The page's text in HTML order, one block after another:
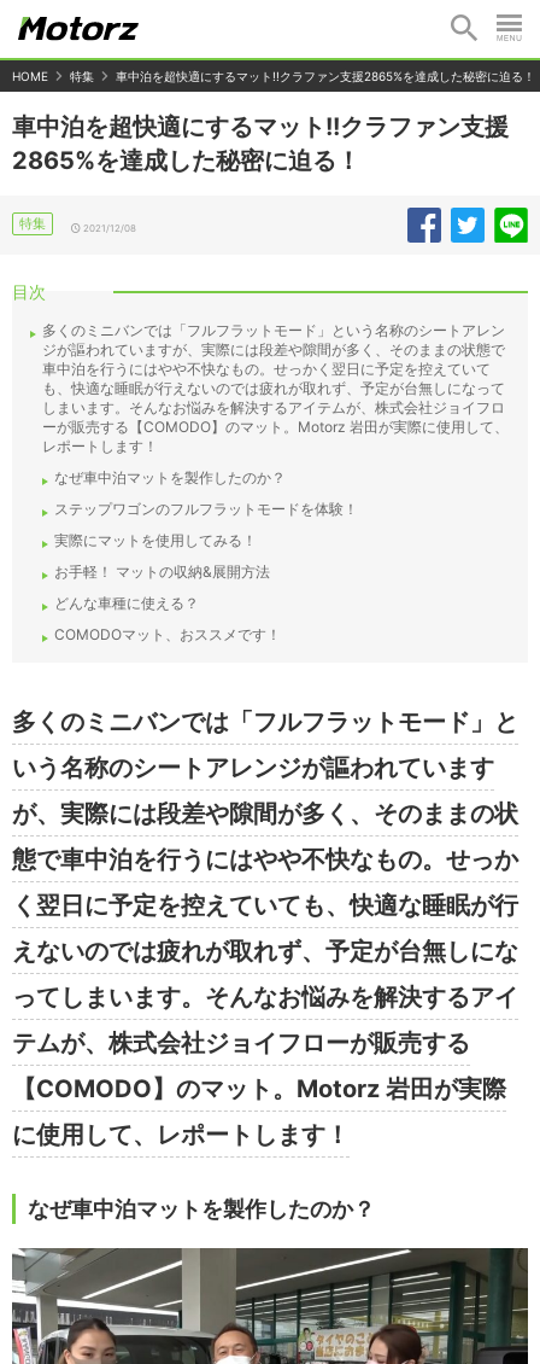
HOME 特集 車中泊を超快適にするマット!!クラファン支援2865%を達成した秘密に迫る！
車中泊を超快適にするマット!!クラファン支援
2865%を達成した秘密に迫る！
特集 2021/12/08
目次
多くのミニバンでは「フルフラットモード」という名称のシートアレン
ジが謳われていますが、実際には段差や隙間が多く、そのままの状態で
車中泊を行うにはやや不快なもの。せっかく翌日に予定を控えていて
も、快適な睡眠が行えないのでは疲れが取れず、予定が台無しになって
しまいます。そんなお悩みを解決するアイテムが、株式会社ジョイフロ
ーが販売する【COMODO】のマット。Motorz 岩田が実際に使用して、
レポートします！
なぜ車中泊マットを製作したのか？
ステップワゴンのフルフラットモードを体験！
実際にマットを使用してみる！
お手軽！ マットの収納&展開方法
どんな車種に使える？
COMODOマット、おススメです！
多くのミニバンでは「フルフラットモード」と
いう名称のシートアレンジが謳われています
が、実際には段差や隙間が多く、そのままの状
態で車中泊を行うにはやや不快なもの。せっか
く翌日に予定を控えていても、快適な睡眠が行
えないのでは疲れが取れず、予定が台無しにな
ってしまいます。そんなお悩みを解決するアイ
テムが、株式会社ジョイフローが販売する
【COMODO】のマット。Motorz 岩田が実際
に使用して、レポートします！
なぜ車中泊マットを製作したのか？